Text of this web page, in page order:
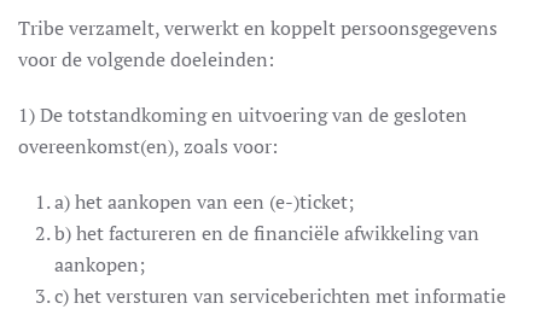
Tribe verzamelt, verwerkt en koppelt persoonsgegevens
voor de volgende doeleinden:
1) De totstandkoming en uitvoering van de gesloten
overeenkomst(en), zoals voor:
a) het aankopen van een (e-)ticket;
b) het factureren en de financiële afwikkeling van
aankopen;
c) het versturen van serviceberichten met informatie